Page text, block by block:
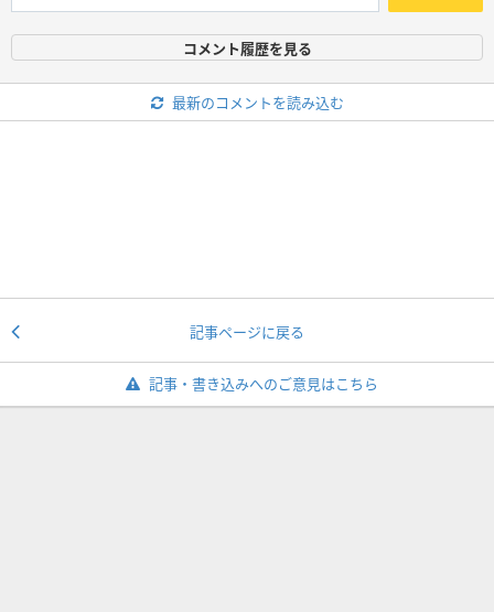
コメント履歴を見る
最新のコメントを読み込む
記事ページに戻る
記事・書き込みへのご意見はこちら